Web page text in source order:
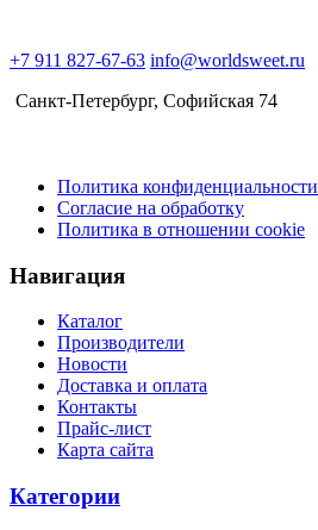
90
(12)
+7 911 827-67-63 info@worldsweet.ru
Санкт-Петербург​, Софийская 74
Политика конфиденциальности
Согласие на обработку
Политика в отношении cookie
Навигация
Каталог
Производители
Новости
Доставка и оплата
Контакты
Прайс-лист
Карта сайта
Категории